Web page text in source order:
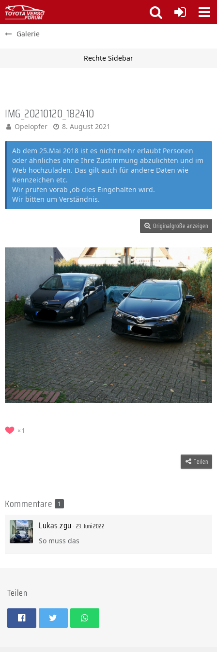
Galerie
IMG_20210120_182410
Opelopfer 8. August 2021
Ab dem 25.Mai 2018 ist es nicht mehr erlaubt Personen
oder ähnliches ohne Ihre Zustimmung abzulichten und im
Web hochzuladen. Das gilt auch für andere Daten wie
Kennzeichen etc.
Wir prüfen vorab ,ob dies Eingehalten wird.
Wir bitten um Verständnis.
Originalgröße anzeigen
1
Teilen
Kommentare 1
Lukas.zgu 23. Juni 2022
So muss das
Teilen